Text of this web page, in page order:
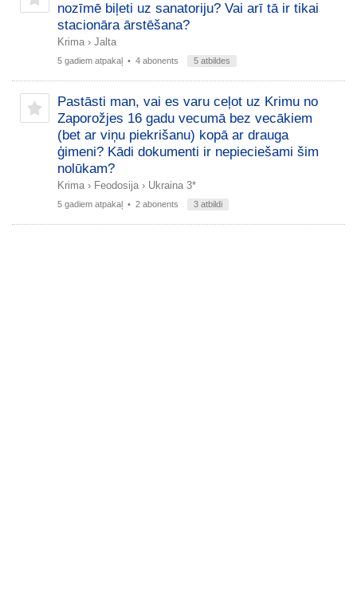
nozīmē biļeti uz sanatoriju? Vai arī tā ir tikai
stacionāra ārstēšana?
Krima › Jalta
5 gadiem atpakaļ • 4 abonents 5 atbildes
Pastāsti man, vai es varu ceļot uz Krimu no
Zaporožjes 16 gadu vecumā bez vecākiem
(bet ar viņu piekrišanu) kopā ar drauga
ģimeni? Kādi dokumenti ir nepieciešami šim
nolūkam?
Krima › Feodosija › Ukraina 3*
5 gadiem atpakaļ • 2 abonents 3 atbildi